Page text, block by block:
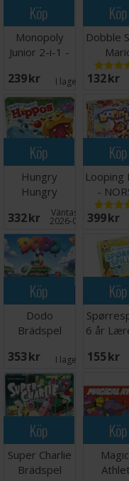
Köp
Monopoly
Junior 2-i-1 -
239 SEK I lager:
Köp
Dobble
132 SEK
Köp
Hungry
Hungry
Hippos
Brädspel
332 SEK Väntas in:
2026-08-27
Köp
Looping
-
399 SEK
Köp
Dodo
Brädspel
353 SEK I lager:
Köp
6 år
155 SEK
Köp
Super Charlie
Brädspel
Köp